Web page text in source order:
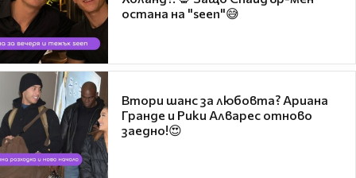
остана на "seen"😅
Втори шанс за любовта? Ариана
Гранде и Рики Алварес отново
заедно!😍